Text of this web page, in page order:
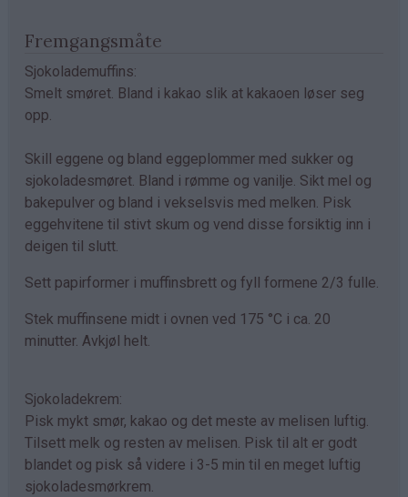
Fremgangsmåte
Sjokolademuffins:
Smelt smøret. Bland i kakao slik at kakaoen løser seg
opp.
Skill eggene og bland eggeplommer med sukker og
sjokoladesmøret. Bland i rømme og vanilje. Sikt mel og
bakepulver og bland i vekselsvis med melken. Pisk
eggehvitene til stivt skum og vend disse forsiktig inn i
deigen til slutt.
Sett papirformer i muffinsbrett og fyll formene 2/3 fulle.
Stek muffinsene midt i ovnen ved 175 °C i ca. 20
minutter. Avkjøl helt.
Sjokoladekrem:
Pisk mykt smør, kakao og det meste av melisen luftig.
Tilsett melk og resten av melisen. Pisk til alt er godt
blandet og pisk så videre i 3-5 min til en meget luftig
sjokoladesmørkrem.